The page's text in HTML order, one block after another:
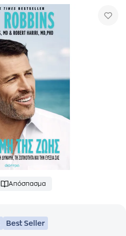
Απόσπασμα
Best Seller